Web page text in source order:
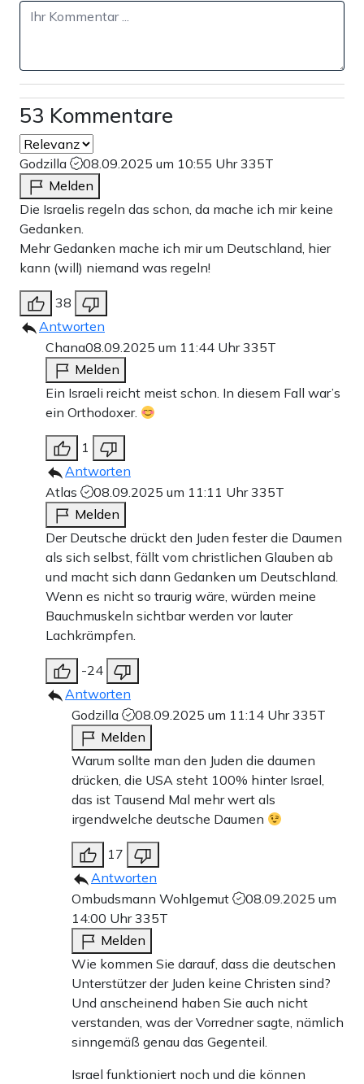
53 Kommentare
Godzilla 08.09.2025 um 10:55 Uhr335T
Melden
Die Israelis regeln das schon, da mache ich mir keine
Gedanken.
Mehr Gedanken mache ich mir um Deutschland, hier
kann (will) niemand was regeln!
38
Antworten
Chana08.09.2025 um 11:44 Uhr335T
Melden
Ein Israeli reicht meist schon. In diesem Fall war’s
ein Orthodoxer.
1
Antworten
Atlas
08.09.2025 um 11:11 Uhr335T
Melden
Der Deutsche drückt den Juden fester die Daumen
als sich selbst, fällt vom christlichen Glauben ab
und macht sich dann Gedanken um Deutschland.
Wenn es nicht so traurig wäre, würden meine
Bauchmuskeln sichtbar werden vor lauter
Lachkrämpfen.
-24
Antworten
Godzilla
08.09.2025 um 11:14 Uhr335T
Melden
Warum sollte man den Juden die daumen
drücken, die USA steht 100% hinter Israel,
das ist Tausend Mal mehr wert als
irgendwelche deutsche Daumen
17
Antworten
Ombudsmann Wohlgemut
08.09.2025 um
14:00 Uhr335T
Melden
Wie kommen Sie darauf, dass die deutschen
Unterstützer der Juden keine Christen sind?
Und anscheinend haben Sie auch nicht
verstanden, was der Vorredner sagte, nämlich
sinngemäß genau das Gegenteil.
Israel funktioniert noch und die können